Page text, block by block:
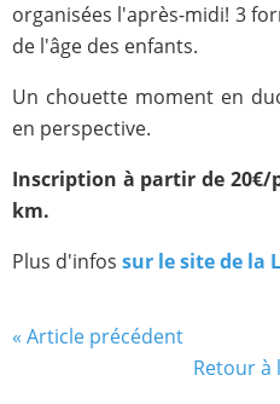
organisées l'après-midi! 3
de l'âge des enfants.
Un chouette moment en
en perspective.
Inscription à partir de 20€/
km.
Plus d'infos sur le site de la
« Article précédent
Retour à